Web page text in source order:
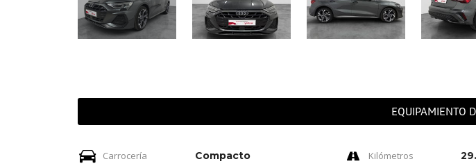
EQUIPAMIENTO
Carrocería Compacto Kilómetros